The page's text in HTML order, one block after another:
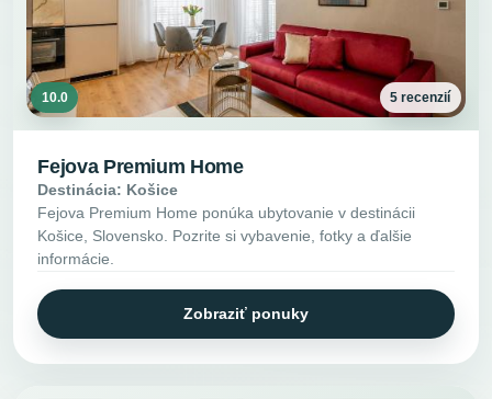
10.0 5 recenzií
Fejova Premium Home
Destinácia: Košice
Fejova Premium Home ponúka ubytovanie v destinácii
Košice, Slovensko. Pozrite si vybavenie, fotky a ďalšie
informácie.
Zobraziť ponuky